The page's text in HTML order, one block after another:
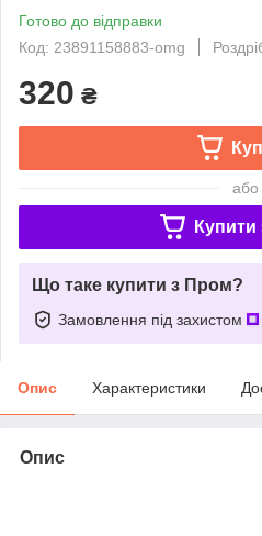
Готово до відправки
Код: 23891158883-omg
320 ₴
або
Купити
Що таке купити з Пром?
Замовлення під захистом
Опис Характеристики
Опис